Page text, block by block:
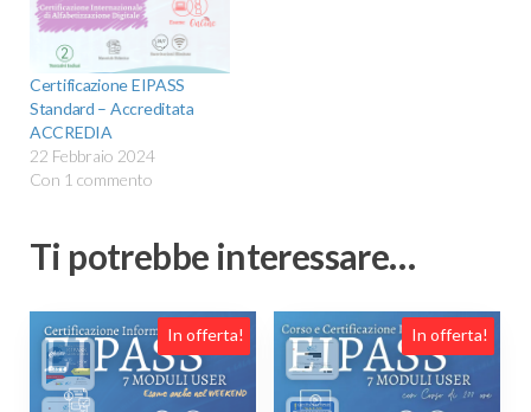
Certificazione EIPASS
Standard – Accreditata
ACCREDIA
22 Febbraio 2024
Con 1 commento
Ti potrebbe interessare…
In offerta! In offerta!